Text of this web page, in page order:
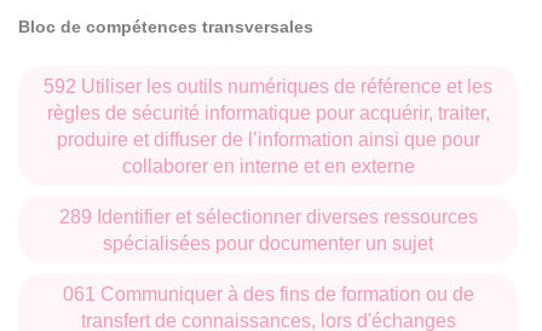
Bloc de compétences transversales
592 Utiliser les outils numériques de référence et les
règles de sécurité informatique pour acquérir, traiter,
produire et diffuser de l’information ainsi que pour
collaborer en interne et en externe
289 Identifier et sélectionner diverses ressources
spécialisées pour documenter un sujet
061 Communiquer à des fins de formation ou de
transfert de connaissances, lors d'échanges